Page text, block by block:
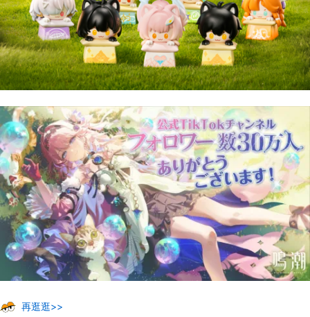
再逛逛>>